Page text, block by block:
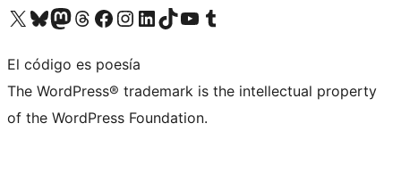
Visita nuestra cuenta de X (anteriormente Twitter)
Visita nuestra cuenta de Bluesky
Visita nuestra cuenta de Mastodon
Visita nuestra cuenta de Threads
Visita nuestra página de Facebook
Visita nuestra cuenta de Instagram
Visita nuestra cuenta de LinkedIn
Visita nuestra cuenta de TikTok
Visita nuestro canal de YouTube
Visita nuestra cuenta de Tumblr
El código es poesía
The WordPress® trademark is the intellectual property
of the WordPress Foundation.